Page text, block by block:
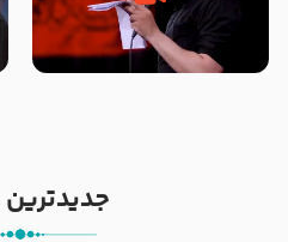
تک ، عبّاس، صاحب دل‌هاست –
حاج حنیف طاهری – عزاداری شب